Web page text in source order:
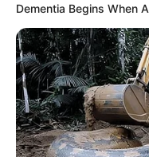
Dementia Begins When